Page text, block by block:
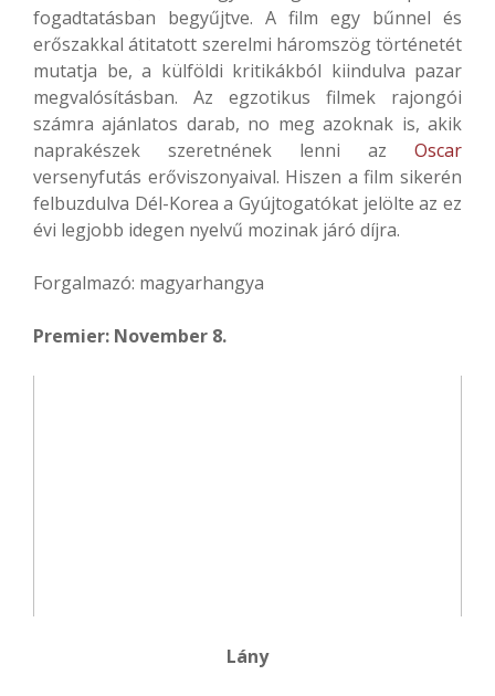
fogadtatásban begyűjtve. A film egy bűnnel és
erőszakkal átitatott szerelmi háromszög történetét
mutatja be, a külföldi kritikákból kiindulva pazar
megvalósításban. Az egzotikus filmek rajongói
számra ajánlatos darab, no meg azoknak is, akik
naprakészek szeretnének lenni az Oscar
versenyfutás erőviszonyaival. Hiszen a film sikerén
felbuzdulva Dél-Korea a Gyújtogatókat jelölte az ez
évi legjobb idegen nyelvű mozinak járó díjra.
Forgalmazó: magyarhangya
Premier: November 8.
Lány